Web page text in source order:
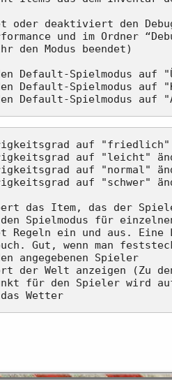
und im Ordner
den Modus beendet)
Spielmodus auf
Spielmodus auf
auf "friedlich"
auf "leicht"
auf "normal"
auf "schwer"
das Item, das der
Spielmodus für
ein und aus. Eine
wenn man
Spieler
anzeigen (Zu den
den Spieler wird auf